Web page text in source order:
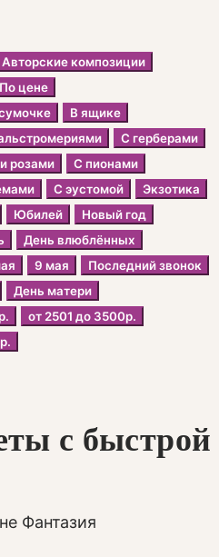
Авторские композиции
По цене
В ящике
С герберами
розами
С пионами
С эустомой
Экзотика
Юбилей
Новый год
День влюблённых
9 мая
Последний звонок
День матери
от 2501 до 3500р.
с быстрой